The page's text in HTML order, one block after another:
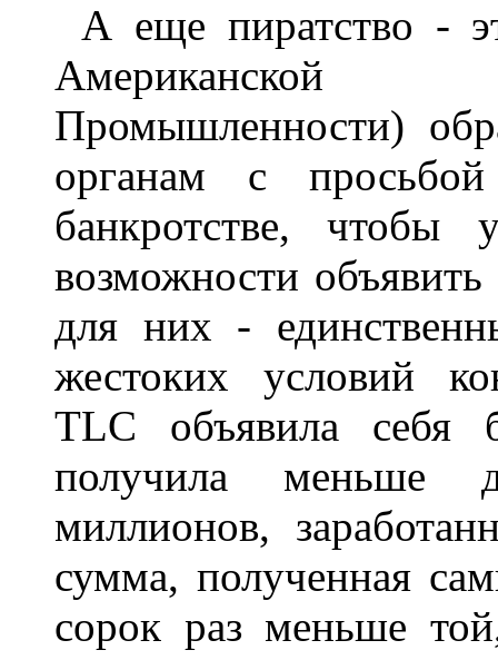
А еще пиратство -
Американской
Промышленности)
органам с
банкротстве, чтобы
возможности
для них -
жестоких условий
TLC объявила себя
получила меньше
миллионов,
сумма, полученная
сорок раз меньше